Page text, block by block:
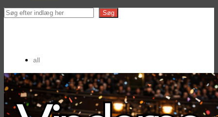
Search
Søg
all